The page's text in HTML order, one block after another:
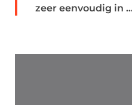
zeer eenvoudig in